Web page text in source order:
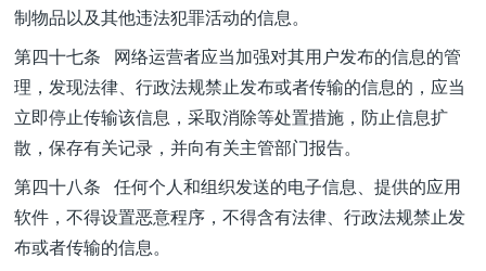
制物品以及其他违法犯罪活动的信息。
第四十七条 网络运营者应当加强对其用户发布的信息的管
理，发现法律、行政法规禁止发布或者传输的信息的，应当
立即停止传输该信息，采取消除等处置措施，防止信息扩
散，保存有关记录，并向有关主管部门报告。
第四十八条 任何个人和组织发送的电子信息、提供的应用
软件，不得设置恶意程序，不得含有法律、行政法规禁止发
布或者传输的信息。